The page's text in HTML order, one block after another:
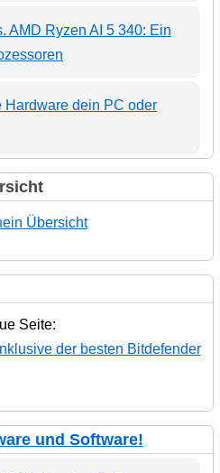
AMD Ryzen AI 5 340: Ein
Hardware dein PC oder
Übersicht
Seite:
der besten Bitdefender
und Software!